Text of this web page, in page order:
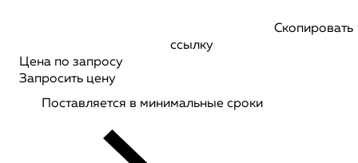
Скопировать
ссылку
Цена по запросу
Запросить цену
Поставляется в минимальные сроки